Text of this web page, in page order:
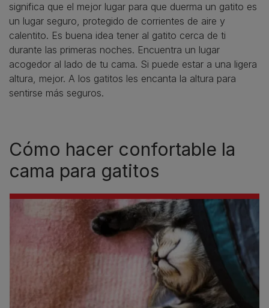
significa que el mejor lugar para que duerma un gatito es
un lugar seguro, protegido de corrientes de aire y
calentito. Es buena idea tener al gatito cerca de ti
durante las primeras noches. Encuentra un lugar
acogedor al lado de tu cama. Si puede estar a una ligera
altura, mejor. A los gatitos les encanta la altura para
sentirse más seguros.
Cómo hacer confortable la
cama para gatitos